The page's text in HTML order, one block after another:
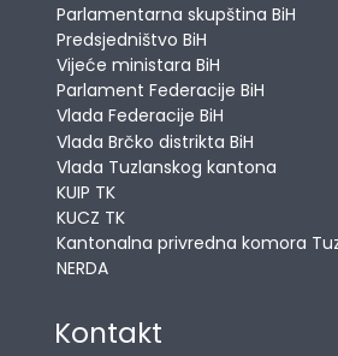
Parlamentarna skupština BiH
Predsjedništvo BiH
Vijeće ministara BiH
Parlament Federacije BiH
Vlada Federacije BiH
Vlada Brčko distrikta BiH
Vlada Tuzlanskog kantona
KUIP TK
KUCZ TK
Kantonalna privredna komora
NERDA
Kontakt